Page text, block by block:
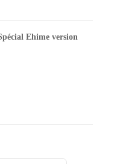
Ehime version